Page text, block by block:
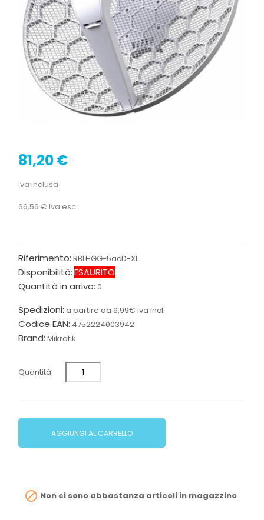
81,20 €
Iva inclusa
66,56 € Iva esc.
Riferimento: RBLHGG-5acD-XL
Disponibilità:ESAURITO
Quantità in arrivo: 0
Spedizioni: a partire da 9,99€ iva incl.
Codice EAN: 4752224003942
Brand: Mikrotik
Quantità
AGGIUNGI AL CARRELLO
 Non ci sono abbastanza articoli in magazzino